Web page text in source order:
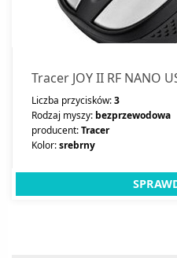
Tracer JOY II RF NANO
Liczba przycisków:3
Rodzaj myszy: bezprzewodowa
producent:Tracer
Kolor:srebrny